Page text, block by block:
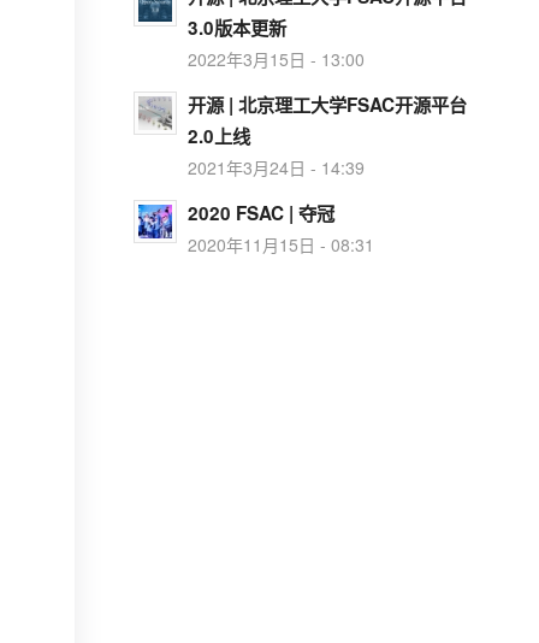
3.0版本更新
2022年3月15日 - 13:00
开源 | 北京理工大学FSAC开源平台
2.0上线
2021年3月24日 - 14:39
2020 FSAC | 夺冠
2020年11月15日 - 08:31